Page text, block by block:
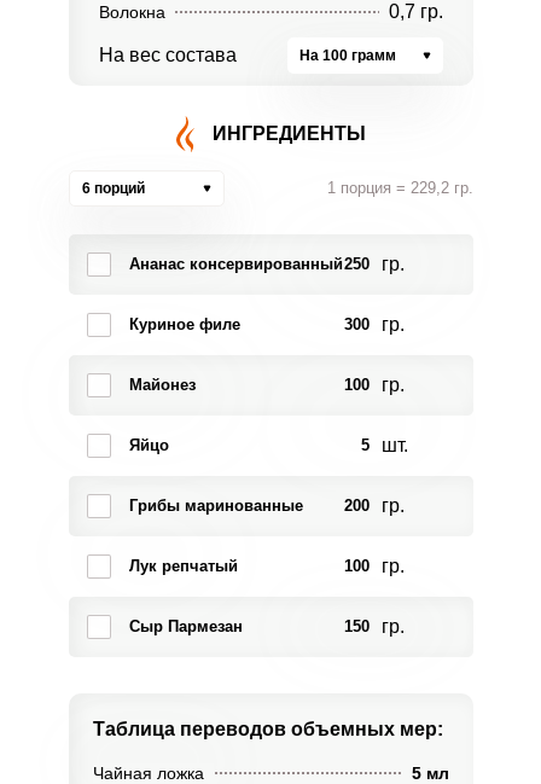
Волокна 0,7 гр.
На вес состава На 100 грамм
ИНГРЕДИЕНТЫ
6 порций 1 порция = 229,2 гр.
Ананас консервированный250 гр.
Куриное филе 300 гр.
Майонез 100 гр.
Яйцо 5 шт.
Грибы маринованные 200 гр.
Лук репчатый 100 гр.
Сыр Пармезан 150 гр.
Таблица переводов объемных мер:
Чайная ложка
5 мл